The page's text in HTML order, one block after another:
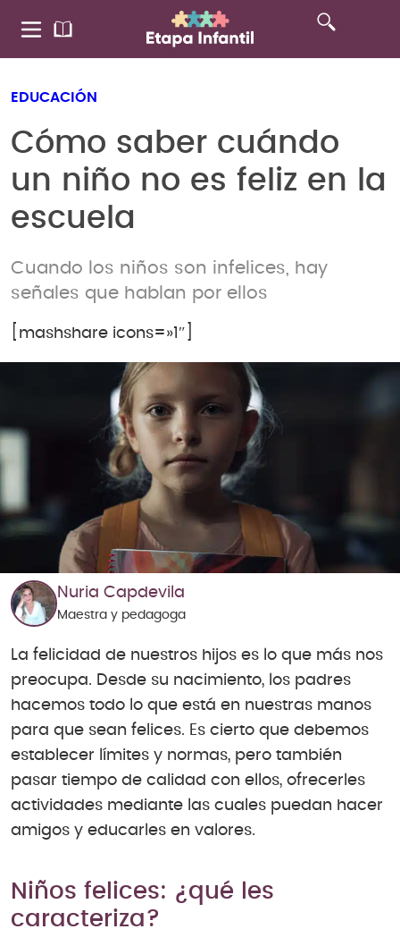
EDUCACIÓN
Cómo saber cuándo
un niño no es feliz en la
escuela
Cuando los niños son infelices, hay
señales que hablan por ellos
[mashshare icons=»1″]
Nuria Capdevila
Maestra y pedagoga
La felicidad de nuestros hijos es lo que más nos
preocupa. Desde su nacimiento, los padres
hacemos todo lo que está en nuestras manos
para que sean felices. Es cierto que debemos
establecer límites y normas, pero también
pasar tiempo de calidad con ellos, ofrecerles
actividades mediante las cuales puedan hacer
amigos y educarles en valores.
Niños felices: ¿qué les
caracteriza?